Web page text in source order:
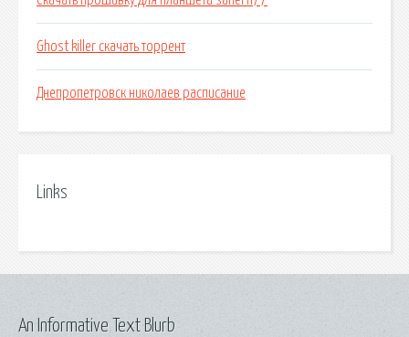
Ghost killer скачать торрент
Днепропетровск николаев расписание
Links
An Informative Text Blurb